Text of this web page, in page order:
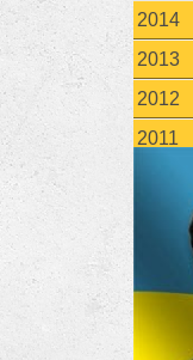
2014
2013
2012
2011